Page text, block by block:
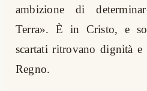
ambizione di
Terra». È in Cristo, e
scartati ritrovano dignità
Regno.